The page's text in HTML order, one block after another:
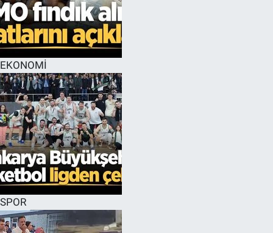
EKONOMİ
SPOR
EĞİTİM
ÖZEL HABER
HALK54 PANORAMA